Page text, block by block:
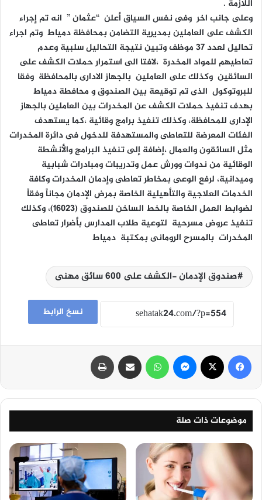
اللازمة .
وعلى جانب اخر وفى نفس السياق أعلن “عثمان ” انه تم إجراء
الكشف على العاملين بمديرية التضامن بمحافظة دمياط وتم اجراء
تحاليل لعدد 37 موظف وتبين نتيجة التحاليل سلبية وعدم
تعاطيهم للمواد المخدرة ،لافتا الى استمرار حملات الكشف على
السائقين وكذلك على العاملين بالجهاز الادارى بالمحافظة وفقا
للبروتوكول الذى تم توقيعة بين الصندوق و محافطة دمياط
بهدف تنفيذ حملات الكشف عن المخدرات بين العاملين بالجهاز
الإدارى للمحافظة، وكذلك تنفيذ برامج وقائية ،كما يستهدف
الفئات المعرضة للتعاطى والمستهدفة للدخول فى دائرة المخدرات
مثل السائقون والعمال ،إضافة إلى تنفيذ البرامج والأنشطة
الوقائية من ندوات وورش عمل وتدريبات ومبادرات شبابية
وميدانية، لرفع الوعى بمخاطر تعاطى وإدمان المخدرات وكافة
الخدمات العلاجية والتأهيلية الخاصة بمرض الإدمان مجاناً وفقاً
لضوابط العمل الخاصة بالخط الساخن للصندوق (16023)، وكذلك
تنفيذ عروض مسرحية لتوعية طلاب المدارس بأضرار تعاطى
المخدرات بالمسرح الرومانى بمكتبة دمياط
صندوق الإدمان -الكشف على 600 سائق مهنى
نسخ الرابط
فيسبوك ماسنجر واتساب مشاركة عبر البريد
موضوعات ذات صلة